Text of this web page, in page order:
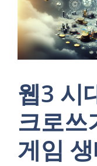
웹3 시
크로쓰
게임